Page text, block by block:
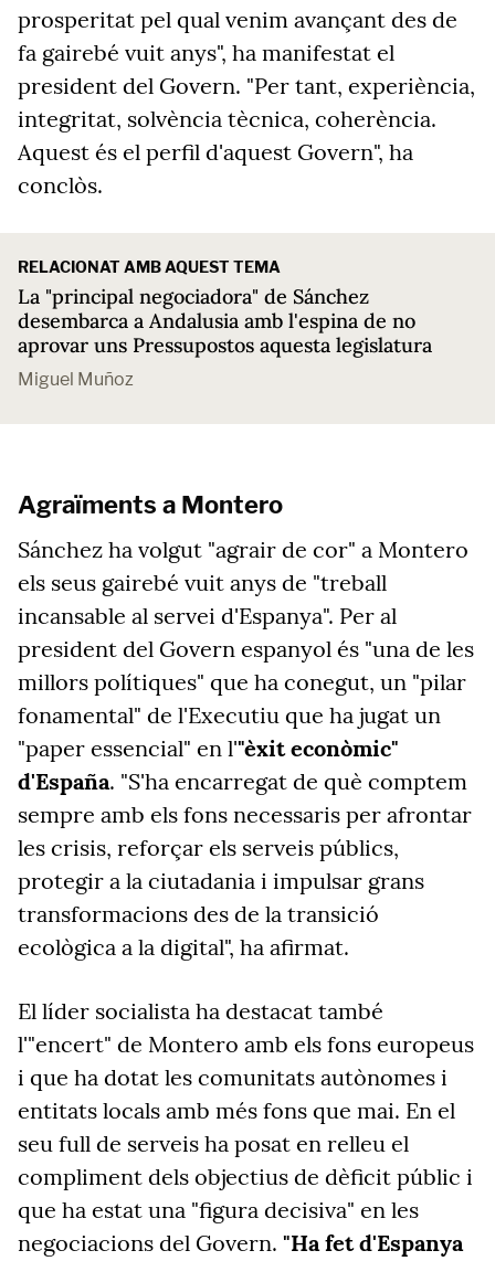
prosperitat pel qual venim avançant des de
fa gairebé vuit anys", ha manifestat el
president del Govern. "Per tant, experiència,
integritat, solvència tècnica, coherència.
Aquest és el perfil d'aquest Govern", ha
conclòs.
RELACIONAT AMB AQUEST TEMA
La "principal negociadora" de Sánchez
desembarca a Andalusia amb l'espina de no
aprovar uns Pressupostos aquesta legislatura
Miguel Muñoz
Agraïments a Montero
Sánchez ha volgut "agrair de cor" a Montero
els seus gairebé vuit anys de "treball
incansable al servei d'Espanya". Per al
president del Govern espanyol és "una de les
millors polítiques" que ha conegut, un "pilar
fonamental" de l'Executiu que ha jugat un
"paper essencial" en l'"èxit econòmic"
d'España. "S'ha encarregat de què comptem
sempre amb els fons necessaris per afrontar
les crisis, reforçar els serveis públics,
protegir a la ciutadania i impulsar grans
transformacions des de la transició
ecològica a la digital", ha afirmat.
El líder socialista ha destacat també
l'"encert" de Montero amb els fons europeus
i que ha dotat les comunitats autònomes i
entitats locals amb més fons que mai. En el
seu full de serveis ha posat en relleu el
compliment dels objectius de dèficit públic i
que ha estat una "figura decisiva" en les
negociacions del Govern. "Ha fet d'Espanya